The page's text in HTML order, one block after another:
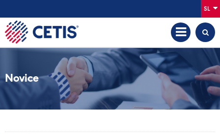
SL
Novice